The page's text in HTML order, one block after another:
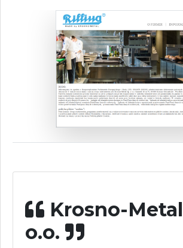
Krosno-
o.o.